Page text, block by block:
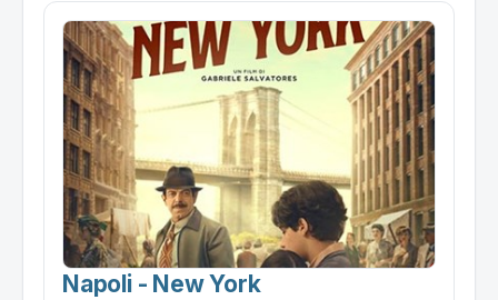
Napoli - New York